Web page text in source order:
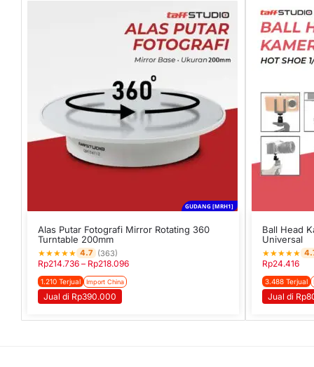
GUDANG [MRH1]
Alas Putar Fotografi Mirror Rotating 360
Turntable 200mm
★★★★★ 4.7 (363)
Rp214.736 – Rp218.096
1.210 Terjual Import China
Jual di Rp390.000
Ball Head
Universal
★★★★★
Rp24.416
3.488 Terjual
Jual di